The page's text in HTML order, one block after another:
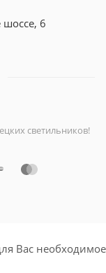
шоссе, 6
светильников!
Вас необходимое